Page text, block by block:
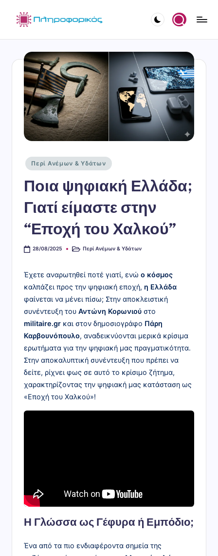
Μετάβαση
περιεχόμενο
F
O
R
M
Ο
φ
ρι
ς"
Αναρτήθηκε
σε
Περί Ανέμων & Υδάτων
Ποια ψηφιακή Ελλάδα;
Γιατί είμαστε στην
“Εποχή του Χαλκού”
28/08/2025
Αναρτήθηκε
Περί Ανέμων & Υδάτων
Έχετε αναρωτηθεί ποτέ γιατί, ενώ ο κόσμος
καλπάζει προς την ψηφιακή εποχή, η Ελλάδα
φαίνεται να μένει πίσω; Στην αποκλειστική
συνέντευξη του Αντώνη Κορωνιού στο
militaire.gr και στον δημοσιογράφο Πάρη
Καρβουνόπουλο, αναδεικνύονται μερικά κρίσιμα
ερωτήματα για την ψηφιακή μας πραγματικότητα.
Στην αποκαλυπτική συνέντευξη που πρέπει να
δείτε, ρίχνει φως σε αυτό το κρίσιμο ζήτημα,
χαρακτηρίζοντας την ψηφιακή μας κατάσταση ως
«Εποχή του Χαλκού»!
Η Γλώσσα ως Γέφυρα ή Εμπόδιο;
Ένα από τα πιο ενδιαφέροντα σημεία της